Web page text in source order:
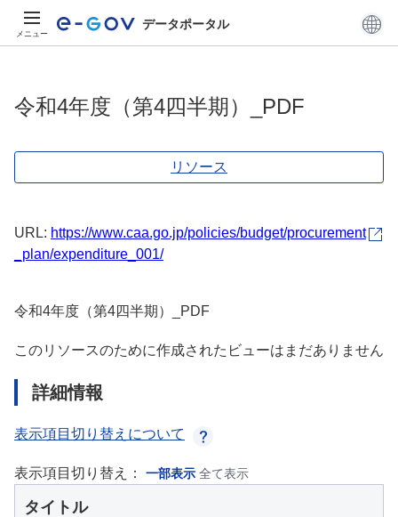
メニュー
データポータル
令和4年度（第4四半期）_PDF
リソース
URL: https://www.caa.go.jp/policies/budget/procurement
_plan/expenditure_001/
令和4年度（第4四半期）_PDF
このリソースのために作成されたビューはまだありません
詳細情報
表示項目切り替えについて
表示項目切り替え： 一部表示 全て表示
タイトル